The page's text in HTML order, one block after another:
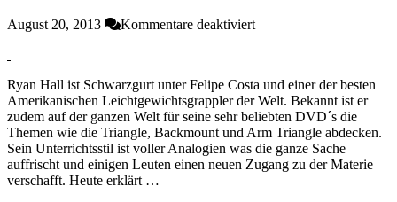
August 20, 2013 Kommentare deaktiviertfür
uns
die
Gemeinsamkeiten
die
ein
Haken
Ryan Hall ist Schwarzgurt unter Felipe Costa und einer der besten
Amerikanischen Leichtgewichtsgrappler der Welt. Bekannt ist er
zudem auf der ganzen Welt für seine sehr beliebten DVD´s die
Themen wie die Triangle, Backmount und Arm Triangle abdecken.
Sein Unterrichtsstil ist voller Analogien was die ganze Sache
auffrischt und einigen Leuten einen neuen Zugang zu der Materie
verschafft. Heute erklärt …